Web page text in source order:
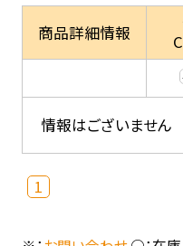
商品詳細情報
情報はございません
1